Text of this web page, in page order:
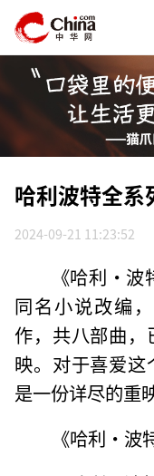
哈利波特全系
2024-09-21 11:23:52
《哈利·波
同名小说改编
作，共八部曲
映。对于喜爱
是一份详尽的重
《哈利·波